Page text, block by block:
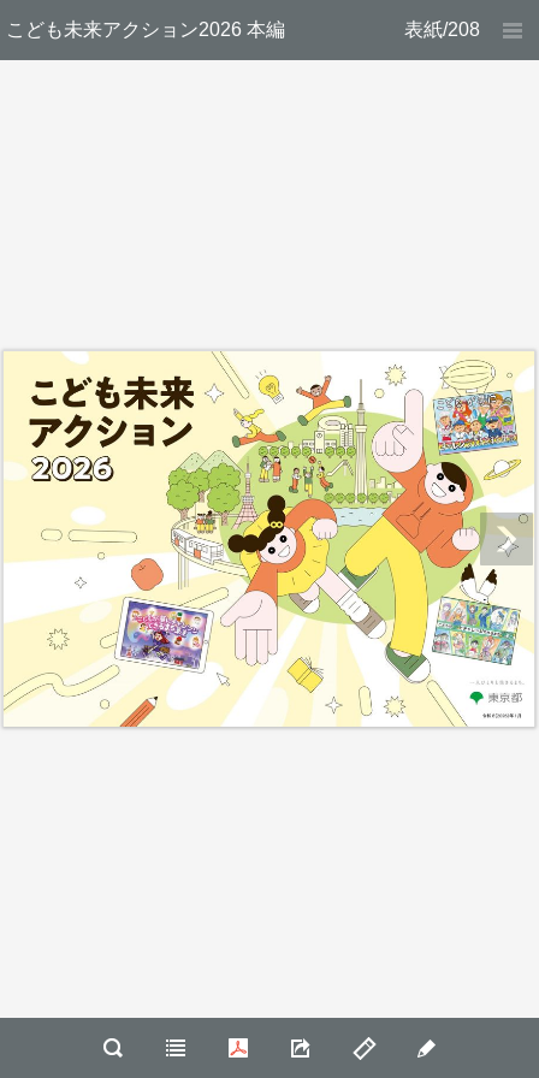
こども未来アクション2026 本編 表紙/208